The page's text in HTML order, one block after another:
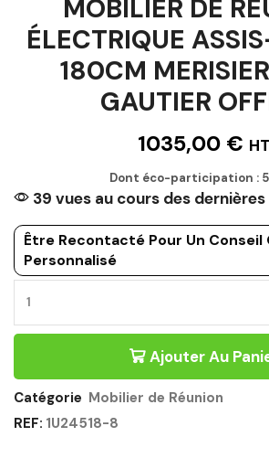
MOBILIER DE
ÉLECTRIQUE
180CM
GAUTIER
1035,00 € HT
Dont éco-participation :
39 vues au cours des dernières
Être Recontacté Pour Un Conseil
Personnalisé
Ajouter Au
Catégorie Mobilier de Réunion
REF: 1U24518-8